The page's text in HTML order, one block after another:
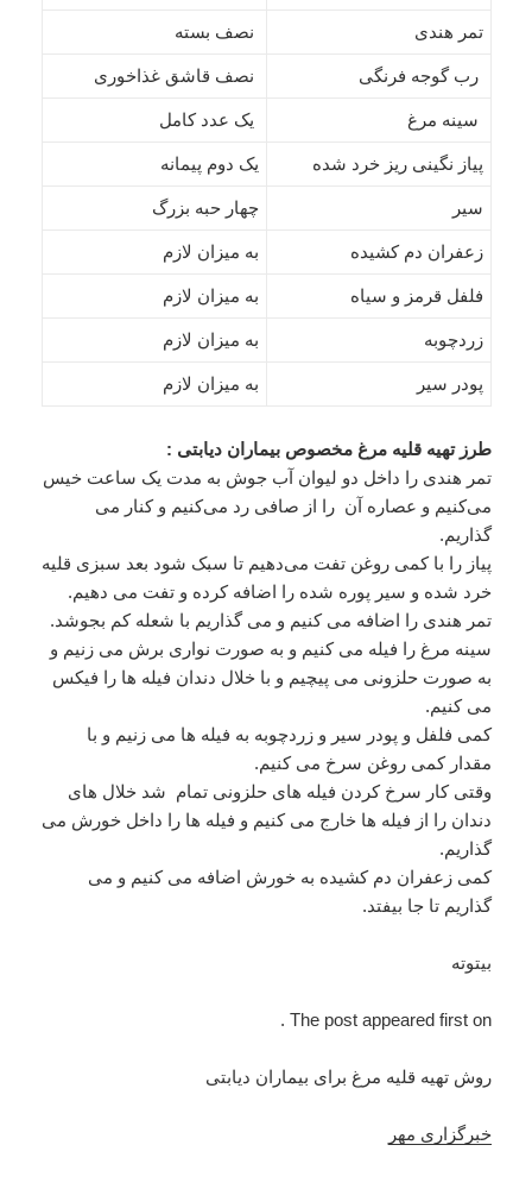
تمر هندی نصف بسته
رب گوجه فرنگی نصف قاشق غذاخوری
سینه مرغ یک عدد کامل
پیاز نگینی ریز خرد شده یک‌ دوم پیمانه
سیر چهار حبه بزرگ
زعفران دم کشیده به میزان لازم
فلفل قرمز و سیاه به میزان لازم
زردچوبه به میزان لازم
پودر سیر به میزان لازم
طرز تهیه قلیه مرغ مخصوص بیماران دیابتی :
تمر هندی را داخل دو لیوان آب جوش به مدت یک ساعت خیس
می‌کنیم و عصاره آن را از صافی رد می‌کنیم و کنار می
گذاریم.
پیاز را با کمی روغن تفت می‌دهیم تا سبک شود بعد سبزی قلیه
خرد شده و سیر پوره شده را اضافه کرده و تفت می دهیم.
تمر هندی را اضافه می کنیم و می گذاریم با شعله کم بجوشد.
سینه مرغ را فیله می کنیم و به صورت نواری برش می زنیم و
به صورت حلزونی می پیچیم و با خلال دندان فیله ها را فیکس
می کنیم.
کمی فلفل و پودر سیر و زردچوبه به فیله ها می زنیم و با
مقدار کمی روغن سرخ می کنیم.
وقتی کار سرخ کردن فیله های حلزونی تمام شد خلال های
دندان را از فیله ها خارج می کنیم و فیله ها را داخل خورش می
گذاریم.
کمی زعفران دم کشیده به خورش اضافه می کنیم و می
گذاریم تا جا بیفتد.
بیتوته
The post appeared first on .
روش تهیه قلیه مرغ برای بیماران دیابتی
خبرگزاری مهر